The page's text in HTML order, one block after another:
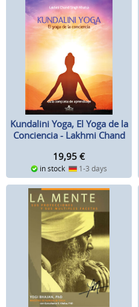
Kundalini Yoga, El Yoga de la
Conciencia - Lakhmi Chand
19,95 €
in stock 1-3 days